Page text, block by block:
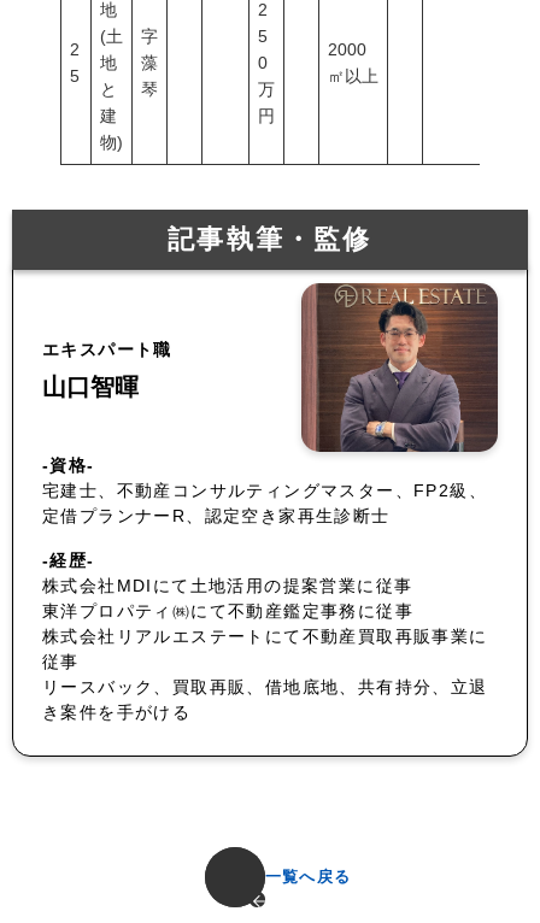
2
5
地
(土
地
と
建
物)
字
藻
琴
2
5
0
万
円
2000
㎡以上
記事執筆・監修
エキスパート職
山口智暉
-資格-
宅建士、不動産コンサルティングマスター、FP2級、
定借プランナーR、認定空き家再生診断士
-経歴-
株式会社MDIにて土地活用の提案営業に従事
東洋プロパティ㈱にて不動産鑑定事務に従事
株式会社リアルエステートにて不動産買取再販事業に
従事
リースバック、買取再販、借地底地、共有持分、立退
き案件を手がける
一覧へ戻る